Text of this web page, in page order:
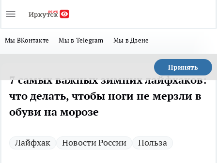
Мы ВКонтакте Мы в Telegram Мы в Дзене
Принять
7 самых важных зимних лайфхаков:
что делать, чтобы ноги не мерзли в
обуви на морозе
Лайфхак Новости России Польза